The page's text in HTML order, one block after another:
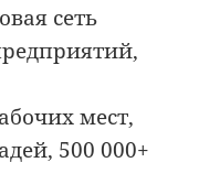
сеть
мест,
500 000+